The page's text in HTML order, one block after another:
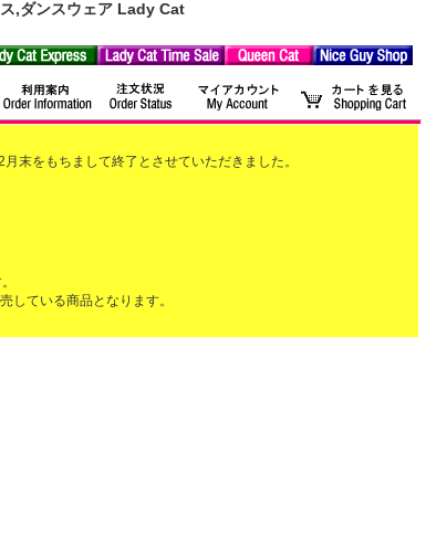
,ダンスウェア Lady Cat
末をもちまして終了とさせていただきました。
している商品となります。